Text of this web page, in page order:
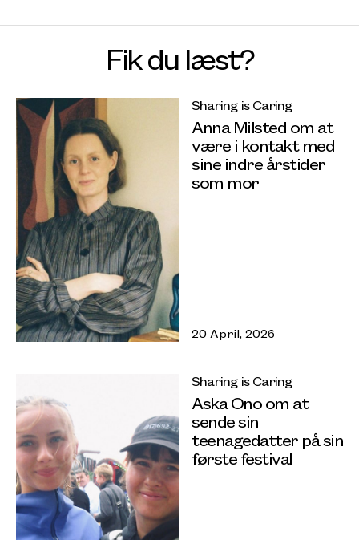
Fik du læst?
Sharing is Caring
Anna Milsted om at
være i kontakt med
sine indre årstider
som mor
20 April, 2026
Sharing is Caring
Aska Ono om at
sende sin
teenagedatter på sin
første festival